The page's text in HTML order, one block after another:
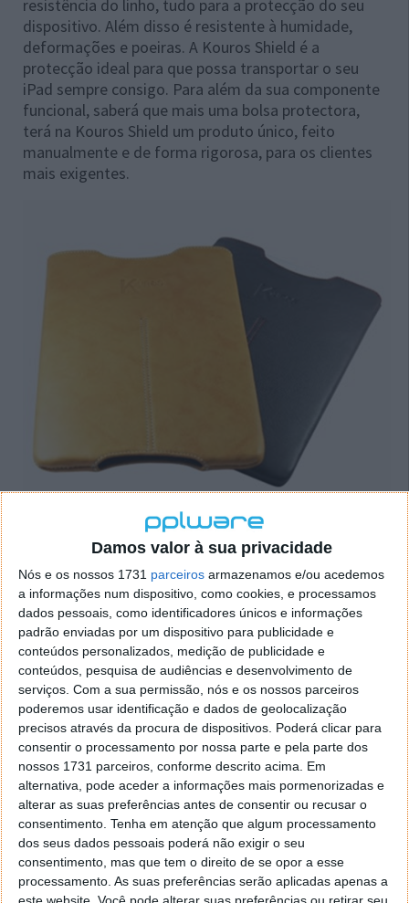
Damos valor à sua privacidade
Nós e os nossos 1731 parceiros armazenamos e/ou acedemos
a informações num dispositivo, como cookies, e processamos
dados pessoais, como identificadores únicos e informações
padrão enviadas por um dispositivo para publicidade e
conteúdos personalizados, medição de publicidade e
conteúdos, pesquisa de audiências e desenvolvimento de
serviços. Com a sua permissão, nós e os nossos parceiros
poderemos usar identificação e dados de geolocalização
precisos através da procura de dispositivos. Poderá clicar para
consentir o processamento por nossa parte e pela parte dos
nossos 1731 parceiros, conforme descrito acima. Em
alternativa, pode aceder a informações mais pormenorizadas e
alterar as suas preferências antes de consentir ou recusar o
consentimento. Tenha em atenção que algum processamento
dos seus dados pessoais poderá não exigir o seu
consentimento, mas que tem o direito de se opor a esse
processamento. As suas preferências serão aplicadas apenas a
resistência do linho, tudo para a protecção do seu
dispositivo. Além disso é resistente à humidade,
deformações e poeiras. A Kouros Shield é a
protecção ideal para que possa transportar o seu
iPad sempre consigo. Para além da sua componente
funcional, saberá que mais uma bolsa protectora,
terá na Kouros Shield um produto único, feito
manualmente e de forma rigorosa, para os clientes
mais exigentes.
Pele italianade alta qualidade
Interior de luxo em "Alcantara", para conforto e
proteção do dispositivo
Costuras emnylonpara maior resistência e
durabilidade
Acabamento "em virado" no topo da bolsa para
garantir a melhor aparência ao longo do tempo
Estrutura natural semi-rígidapara melhor
encaixe com o dispositivo
Logótipo da Kouros na parte frontal para
indicação da posição do dispositivo
Base recortada para carregar o seu iPad sem o
retirar da bolsa
Embalagem "premium" para máxima proteção
Vencedor do passatempo
E o vencedor deste passatempo foi: